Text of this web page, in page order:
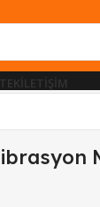
İLETIŞIM